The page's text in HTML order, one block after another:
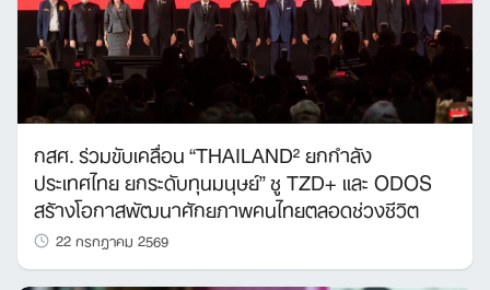
กสศ. ร่วมขับเคลื่อน “THAILAND² ยกกำลัง
ประเทศไทย ยกระดับทุนมนุษย์” ชู TZD+ และ ODOS
สร้างโอกาสพัฒนาศักยภาพคนไทยตลอดช่วงชีวิต
22 กรกฎาคม 2569